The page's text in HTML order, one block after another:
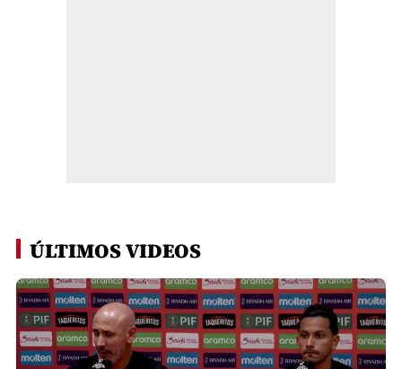
ÚLTIMOS VIDEOS